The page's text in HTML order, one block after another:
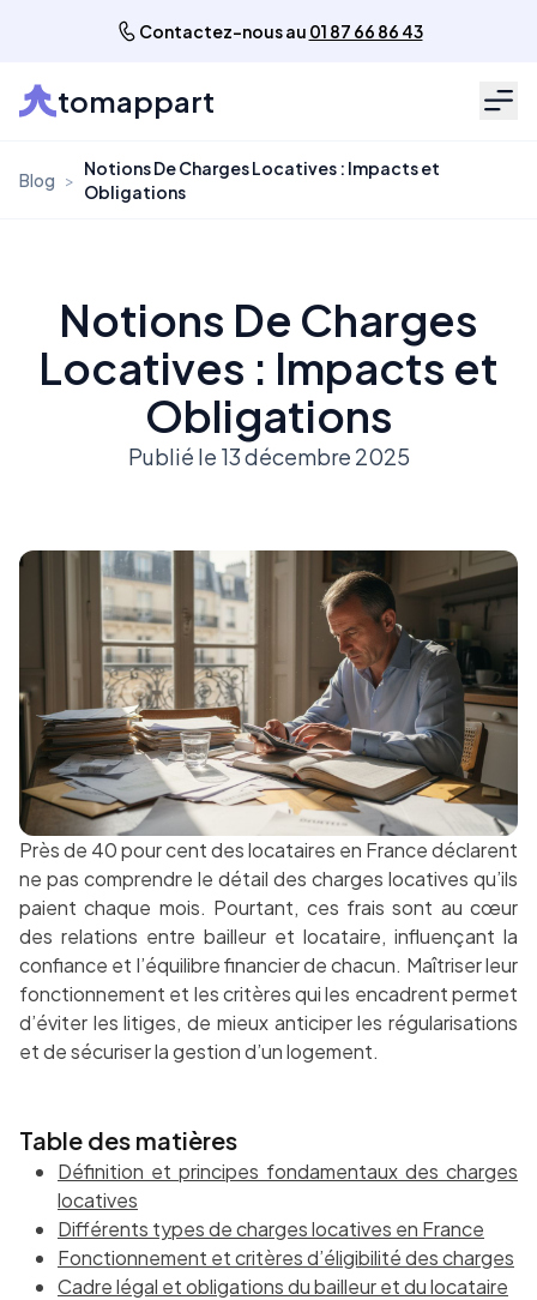
Contactez-nous au 01 87 66 86 43
tomappart
Blog >
Notions De Charges Locatives : Impacts et
Obligations
Notions De Charges
Locatives : Impacts et
Obligations
Publié le 13 décembre 2025
Près de 40 pour cent des locataires en France déclarent
ne pas comprendre le détail des charges locatives qu’ils
paient chaque mois. Pourtant, ces frais sont au cœur
des relations entre bailleur et locataire, influençant la
confiance et l’équilibre financier de chacun. Maîtriser leur
fonctionnement et les critères qui les encadrent permet
d’éviter les litiges, de mieux anticiper les régularisations
et de sécuriser la gestion d’un logement.
Table des matières
Définition et principes fondamentaux des charges
locatives
Différents types de charges locatives en France
Fonctionnement et critères d’éligibilité des charges
Cadre légal et obligations du bailleur et du locataire